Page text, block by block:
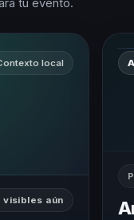
tu evento.
local
visibles aún